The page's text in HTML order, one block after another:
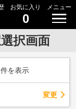
お気に入り
0
メニュー
択画面
件を表示
変更